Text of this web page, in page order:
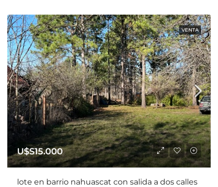
VENTA
U$S15.000
lote en barrio nahuascat con salida a dos calles